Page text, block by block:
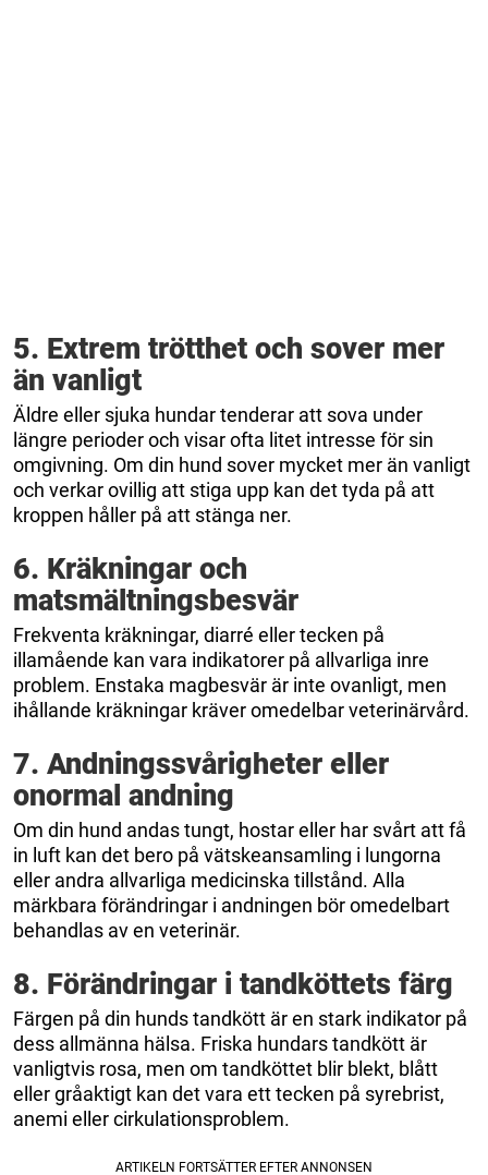
5. Extrem trötthet och sover mer
än vanligt
Äldre eller sjuka hundar tenderar att sova under
längre perioder och visar ofta litet intresse för sin
omgivning. Om din hund sover mycket mer än vanligt
och verkar ovillig att stiga upp kan det tyda på att
kroppen håller på att stänga ner.
6. Kräkningar och
matsmältningsbesvär
Frekventa kräkningar, diarré eller tecken på
illamående kan vara indikatorer på allvarliga inre
problem. Enstaka magbesvär är inte ovanligt, men
ihållande kräkningar kräver omedelbar veterinärvård.
7. Andningssvårigheter eller
onormal andning
Om din hund andas tungt, hostar eller har svårt att få
in luft kan det bero på vätskeansamling i lungorna
eller andra allvarliga medicinska tillstånd. Alla
märkbara förändringar i andningen bör omedelbart
behandlas av en veterinär.
8. Förändringar i tandköttets färg
Färgen på din hunds tandkött är en stark indikator på
dess allmänna hälsa. Friska hundars tandkött är
vanligtvis rosa, men om tandköttet blir blekt, blått
eller gråaktigt kan det vara ett tecken på syrebrist,
anemi eller cirkulationsproblem.